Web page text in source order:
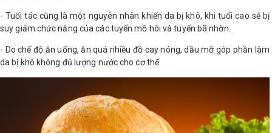
- Tuổi tác cũng là một nguyên nhân khiến da bị khô, khi tuổi cao sẽ bị
suy giảm chức năng của các tuyến mồ hôi và tuyến bã nhờn.
- Do chế độ ăn uống, ăn quá nhiều đồ cay nóng, dầu mỡ góp phần làm
da bị khô không đủ lượng nước cho cơ thể.